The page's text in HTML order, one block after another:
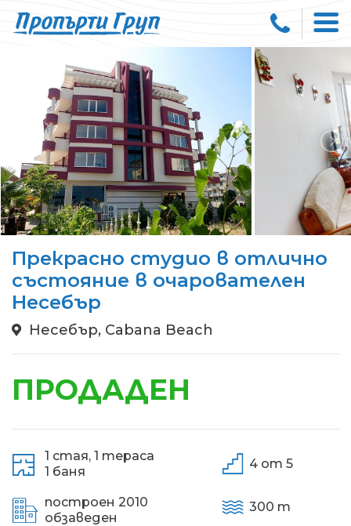
Прекрасно студио в отлично
състояние в очарователен
Несебър
Несебър, Cabana Beach
ПРОДАДЕН
1 стая, 1 тераса
1 баня
построен 2010
обзаведен
4 от 5
300 m